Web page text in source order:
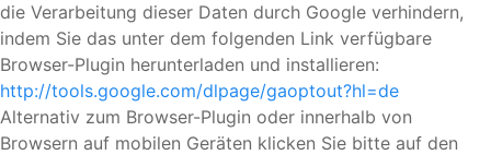
die Verarbeitung dieser Daten durch Google verhindern,
indem Sie das unter dem folgenden Link verfügbare
Browser-Plugin herunterladen und installieren:
http://tools.google.com/dlpage/gaoptout?hl=de
Alternativ zum Browser-Plugin oder innerhalb von
Browsern auf mobilen Geräten klicken Sie bitte auf den